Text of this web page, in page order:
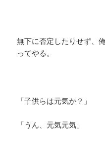
無下に否定したりせず、
ってやる。
「子供らは元気か？」
「うん、元気元気」